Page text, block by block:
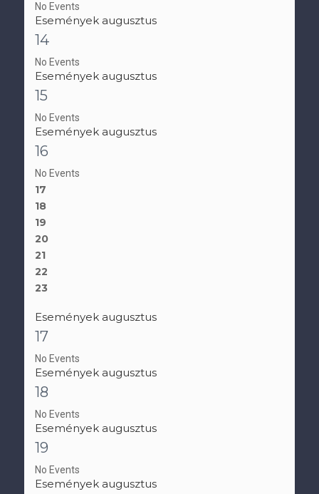
No Events
Események augusztus
14
No Events
Események augusztus
15
No Events
Események augusztus
16
No Events
17
18
19
20
21
22
23
Események augusztus
17
No Events
Események augusztus
18
No Events
Események augusztus
19
No Events
Események augusztus